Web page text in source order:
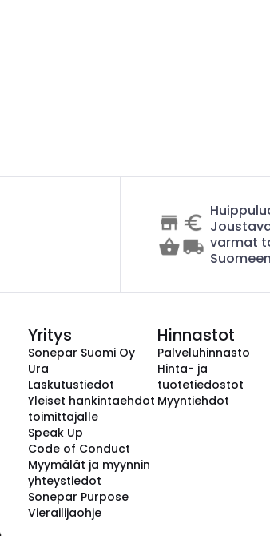
varmat
Yritys
Sonepar Suomi Oy
Ura
Laskutustiedot
Yleiset hankintaehdot
toimittajalle
Speak Up
Code of Conduct
Myymälät ja myynnin
yhteystiedot
Sonepar Purpose
Vierailijaohje
Hinnastot
Palveluhinnasto
Hinta- ja
tuotetiedostot
Myyntiehdot